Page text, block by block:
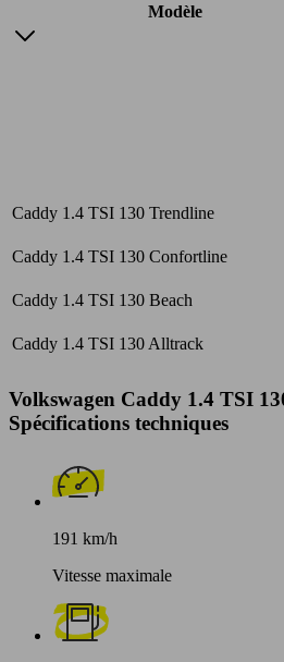
Modèle
Caddy 1.4 TSI 130 Trendline
Caddy 1.4 TSI 130 Confortline
Caddy 1.4 TSI 130 Beach
Caddy 1.4 TSI 130 Alltrack
Volkswagen Caddy 1.4 TSI
Spécifications techniques
191 km/h
Vitesse maximale